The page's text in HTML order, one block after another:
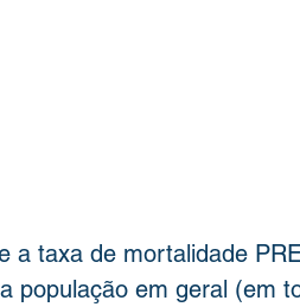
a taxa de mortalidade
população em geral (em